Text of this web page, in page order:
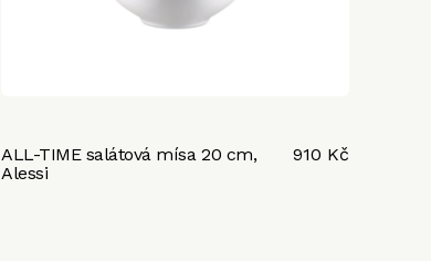
ALL-TIME salátová mísa 20 cm,
Alessi
910 Kč